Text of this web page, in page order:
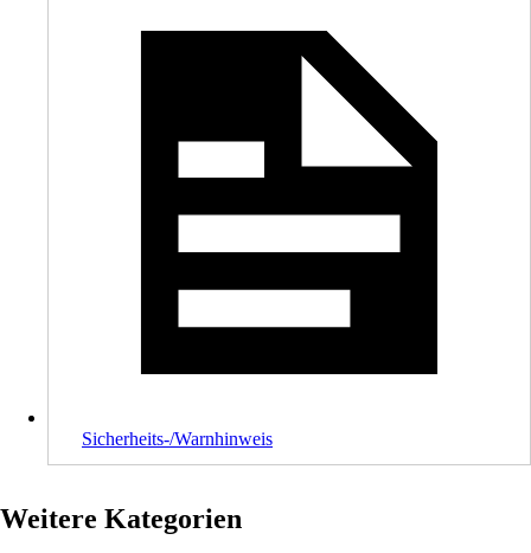
Sicherheits-/Warnhinweis
Weitere Kategorien